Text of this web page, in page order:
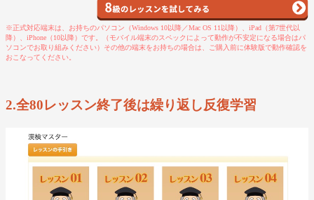
※正式対応端末は、お持ちのパソコン（Windows 10以降／Mac OS 11以降）、iPad（第7世代以
降）、iPhone（10以降）です。（モバイル端末のスペックによって動作が不安定になる場合はパ
ソコンでお取り組みください）その他の端末をお持ちの場合は、ご購入前に体験版で動作確認を
おこなってください。
2.全80レッスン終了後は繰り返し反復学習